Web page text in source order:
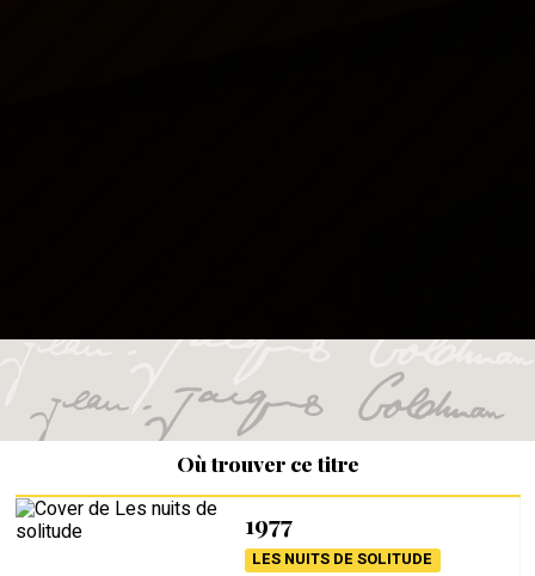
Où trouver ce titre
1977
LES NUITS DE SOLITUDE